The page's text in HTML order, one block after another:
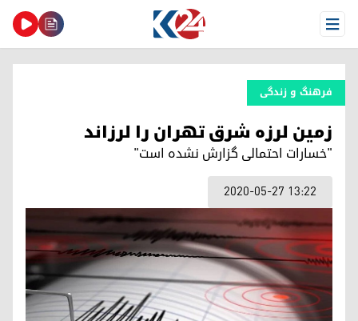
Open Menu
فرهنگ و زندگی
زمین لرزه شرق تهران را لرزاند
"خسارات احتمالی گزارش نشده است"
2020-05-27 13:22